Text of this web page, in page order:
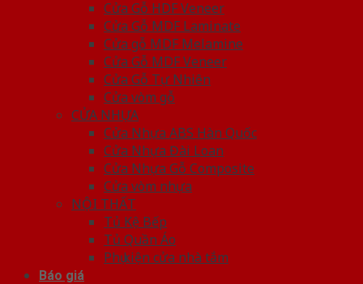
Cửa Gỗ HDF Veneer
Cửa Gỗ MDF Laminate
Cửa gỗ MDF Melamine
Cửa Gỗ MDF Veneer
Cửa Gỗ Tự Nhiên
Cửa vòm gỗ
CỬA NHỰA
Cửa Nhựa ABS Hàn Quốc
Cửa Nhựa Đài Loan
Cửa Nhựa Gỗ Composite
Cửa vòm nhựa
NỘI THẤT
Tủ Kệ Bếp
Tủ Quần Áo
Phụ kiện cửa nhà tắm
Báo giá